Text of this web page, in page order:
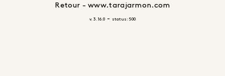
Retour - www.tarajarmon.com
v. 3.16.0 - status: 500